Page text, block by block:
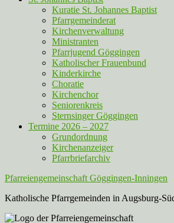
Kuratie St. Johannes Baptist
Pfarrgemeinderat
Kirchenverwaltung
Ministranten
Pfarrjugend Göggingen
Katholischer Frauenbund
Kinderkirche
Choratie
Kirchenchor
Seniorenkreis
Sternsinger Göggingen
Termine 2026 – 2027
Grundordnung
Kirchenanzeiger
Pfarrbriefarchiv
Pfarreiengemeinschaft Göggingen-Inningen
Katholische Pfarrgemeinden in Augsburg-